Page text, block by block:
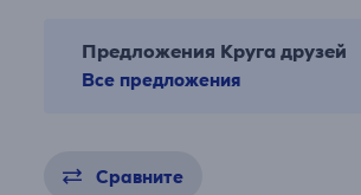
Предложения Круга друзей
Все предложения
Сравните